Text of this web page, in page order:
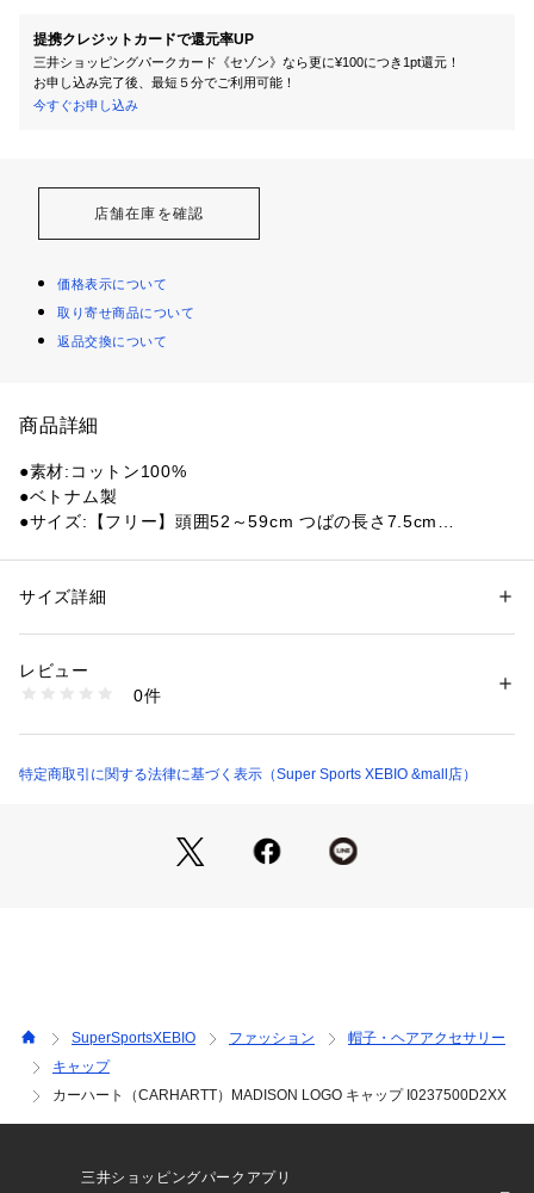
提携クレジットカードで還元率UP
三井ショッピングパークカード《セゾン》なら更に¥100につき1pt還元！
お申し込み完了後、最短５分でご利用可能！
今すぐお申し込み
店舗在庫を確認
価格表示について
取り寄せ商品について
返品交換について
商品詳細
●素材:コットン100%
●ベトナム製
●サイズ:【フリー】頭囲52～59cm つばの長さ7.5cm
0%ツイル素材を使用し、ガーメントウォッシュ加工を施すこ
ます。
なる場合がございます。
※掲載の価格・製品のパッケージ・デザイン・仕様について、
予告なく変更することがあります。あらかじめご了承くださ
aplp
性別：メンズ
商品番号：
10856373401 （ショップ）
サイズ詳細
レビュー
0件
特定商取引に関する法律に基づく表示（Super Sports XEBIO &mall店）
SuperSportsXEBIO ファッション
帽子・ヘアアクセサリー
キャップ
カーハート（CARHARTT）MADISON LOGO キャップ I0237500D2XX
三井ショッピングパークアプリ